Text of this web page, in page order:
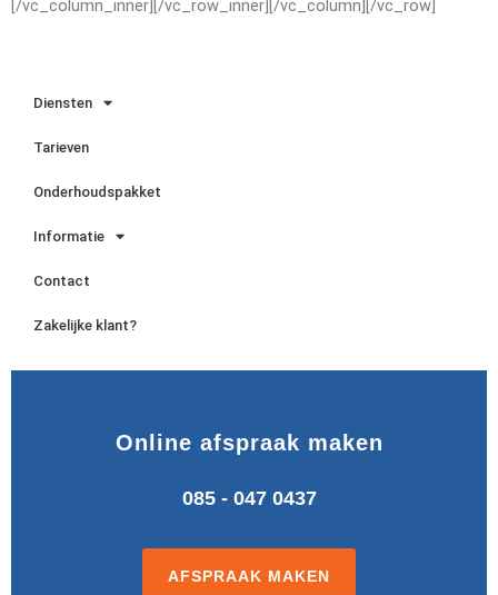
[/vc_column_inner][/vc_row_inner][/vc_column][/vc_row]
Diensten
Tarieven
Onderhoudspakket
Informatie
Contact
Zakelijke klant?
Online afspraak maken
085 - 047 0437
AFSPRAAK MAKEN